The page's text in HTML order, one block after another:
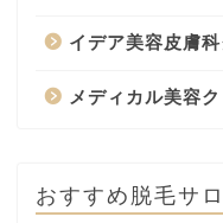
イデア美容皮膚
メディカル美容
おすすめ脱毛サ